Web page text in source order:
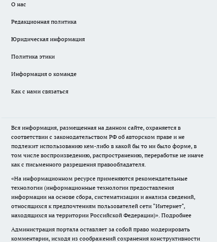
О нас
Редакционная политика
Юридическая информация
Политика этики
Информация о команде
Как с нами связаться
Вся информация, размещенная на данном сайте, охраняется в
соответствии с законодательством РФ об авторском праве и не
подлежит использованию кем-либо в какой бы то ни было форме, в
том числе воспроизведению, распространению, переработке не иначе
как с письменного разрешения правообладателя.
«На информационном ресурсе применяются рекомендательные
технологии (информационные технологии предоставления
информации на основе сбора, систематизации и анализа сведений,
относящихся к предпочтениям пользователей сети "Интернет",
находящихся на территории Российской Федерации)». Подробнее
Администрация портала оставляет за собой право модерировать
комментарии, исходя из соображений сохранения конструктивности